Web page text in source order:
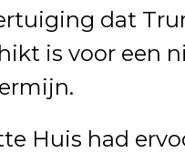
dat
is voor een
Huis had